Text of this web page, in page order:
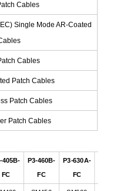
Cables
Single Mode AR-Coated
Cables
Patch Cables
Patch Cables
Patch Cables
405B-
FC
P3-460B-
FC
P3-630A-
FC